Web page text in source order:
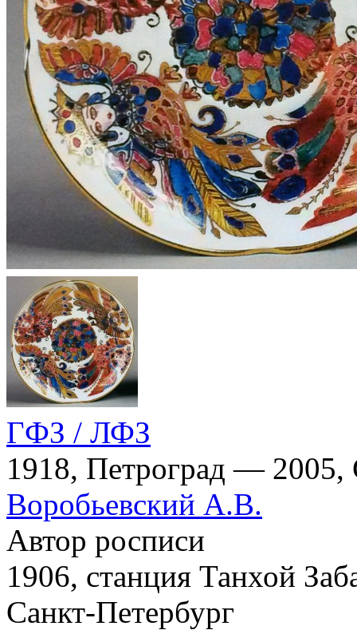
ГФЗ / ЛФЗ
1918, Петроград — 2005,
Воробьевский А.В.
Автор росписи
1906, станция Танхой
Санкт-Петербург